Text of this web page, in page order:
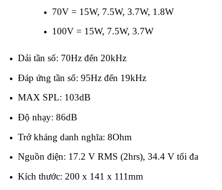
70V = 15W, 7.5W, 3.7W, 1.8W
100V = 15W, 7.5W, 3.7W
Dải tần số: 70Hz đến 20kHz
Đáp ứng tần số: 95Hz đến 19kHz
MAX SPL: 103dB
Độ nhạy: 86dB
Trở kháng danh nghĩa: 8Ohm
Nguồn điện: 17.2 V RMS (2hrs), 34.4 V tối đa
Kích thước: 200 x 141 x 111mm